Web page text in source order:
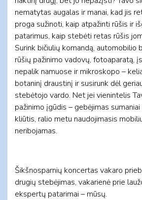
nematytas augalas ir manai, kad jis
proga sužinoti, kaip atpažinti rūšis ir
patarimus, kaip stebėti retas rūšis
Surink bičiulių komandą, automobilio
rūšių pažinimo vadovų, fotoaparatą,
nepalik namuose ir mikroskopo –
botaninį draustinį ir susirunk dėl
stebėtojo vardo. Net jei vienintelis
pažinimo įgūdis – gebėjimas
kliūtis, ralio metu naudojimasis
neribojamas.
Šikšnosparnių koncertas vakaro
drugių stebėjimas, vakarienė prie
ekspertų patarimai – mūsų.